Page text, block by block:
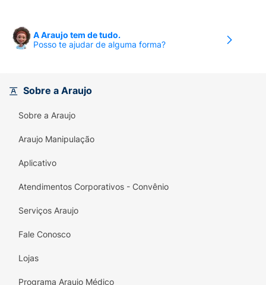
Vitamina B3 (Niacinamida):Ajuda a
Pró-vitamina B5 (Pantenol):
que promove hidratação e evita a sensação
profundamente, removendo a gordura e o
visivelmente os poros obstruídos e previne
Preservação da Hidratação:
A Araujo tem de tudo.
Posso te ajudar de alguma forma?
Sobre a Araujo
Sobre a Araujo
Araujo Manipulação
Aplicativo
Atendimentos Corporativos - Convênio
Serviços Araujo
Fale Conosco
Lojas
Programa Araujo Médico